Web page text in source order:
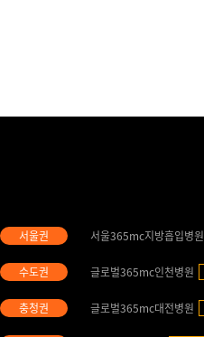
서울365mc지방흡입병원
글로벌365mc인천병원
글로벌365mc대전병원